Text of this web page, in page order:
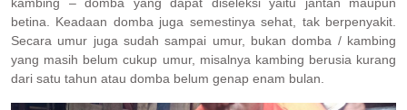
betina. Keadaan domba juga semestinya sehat, tak berpenyakit.
Secara umur juga sudah sampai umur, bukan domba / kambing
yang masih belum cukup umur, misalnya kambing berusia kurang
dari satu tahun atau domba belum genap enam bulan.